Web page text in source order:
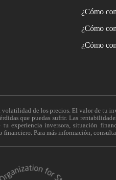
¿Cómo
¿Cómo
¿Cómo
de los precios. El valor de tu
que puedas sufrir. Las
experiencia inversora, situación
Para más información,